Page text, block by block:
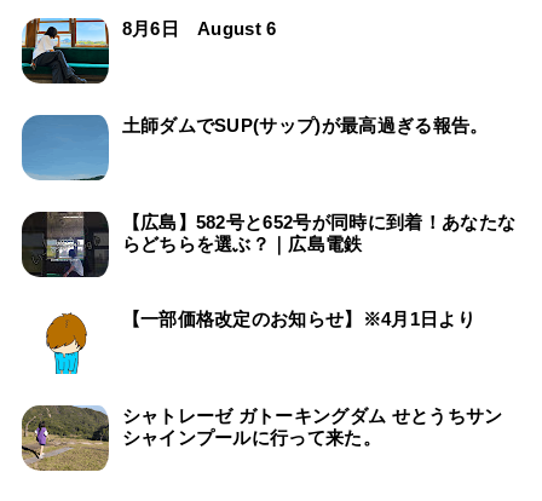
8月6日 August 6
土師ダムでSUP(サップ)が最高過ぎる報告。
【広島】582号と652号が同時に到着！あなたな
らどちらを選ぶ？｜広島電鉄
【一部価格改定のお知らせ】※4月1日より
シャトレーゼ ガトーキングダム せとうちサン
シャインプールに行って来た。